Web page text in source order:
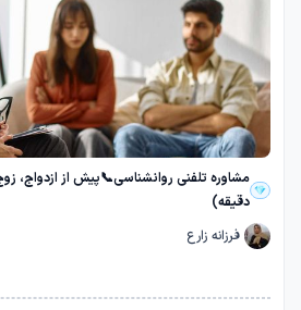
دقیقه)
فرزانه زارع